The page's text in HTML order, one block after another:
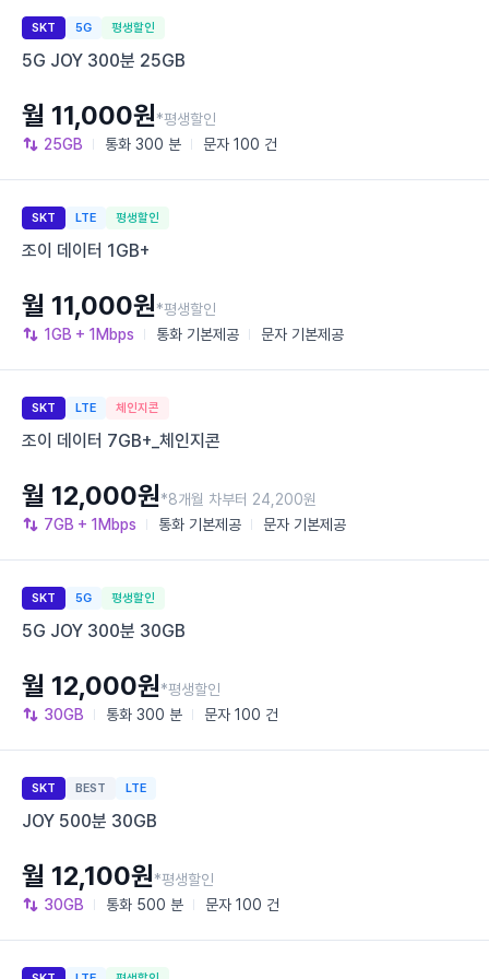
SKT 5G 평생할인
5G JOY 300분 25GB
25GB 통화 300 분 문자 100 건
월 11,000원*평생할인
SKT LTE 평생할인
조이 데이터 1GB+
1GB + 1Mbps 통화 기본제공 문자 기본제공
월 11,000원*평생할인
SKT LTE 체인지콘
조이 데이터 7GB+_체인지콘
7GB + 1Mbps 통화 기본제공 문자 기본제공
월 12,000원*8개월 차부터 24,200원
SKT 5G 평생할인
5G JOY 300분 30GB
30GB 통화 300 분 문자 100 건
월 12,000원*평생할인
SKT BEST LTE
JOY 500분 30GB
30GB 통화 500 분 문자 100 건
월 12,100원*평생할인